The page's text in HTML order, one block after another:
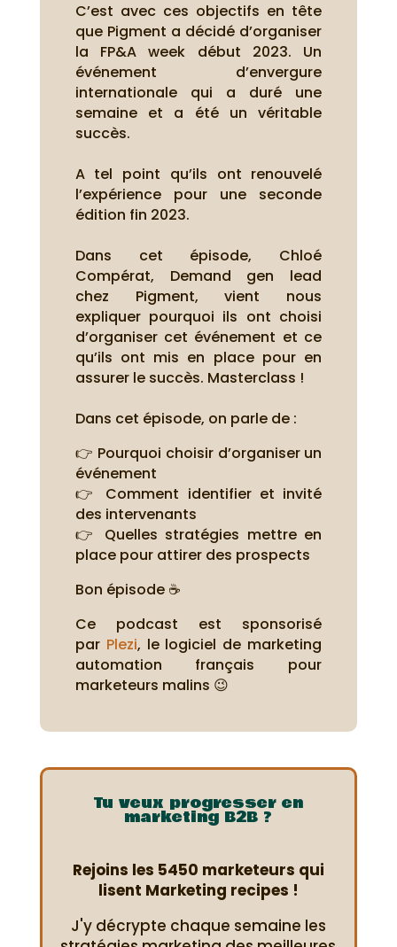
C’est avec ces objectifs en tête
que Pigment a décidé d’organiser
la FP&A week début 2023. Un
événement d’envergure
internationale qui a duré une
semaine et a été un véritable
succès.
A tel point qu’ils ont renouvelé
l’expérience pour une seconde
édition fin 2023.
Dans cet épisode, Chloé
Compérat, Demand gen lead
chez Pigment, vient nous
expliquer pourquoi ils ont choisi
d’organiser cet événement et ce
qu’ils ont mis en place pour en
assurer le succès. Masterclass !
Dans cet épisode, on parle de :
👉 Pourquoi choisir d’organiser un
événement
👉 Comment identifier et invité
des intervenants
👉 Quelles stratégies mettre en
place pour attirer des prospects
Bon épisode ☕
Ce podcast est sponsorisé
par Plezi, le logiciel de marketing
automation français pour
marketeurs malins 😉
Tu veux progresser en
marketing B2B ?
Rejoins les 5450 marketeurs qui
lisent Marketing recipes !
J'y décrypte chaque semaine les